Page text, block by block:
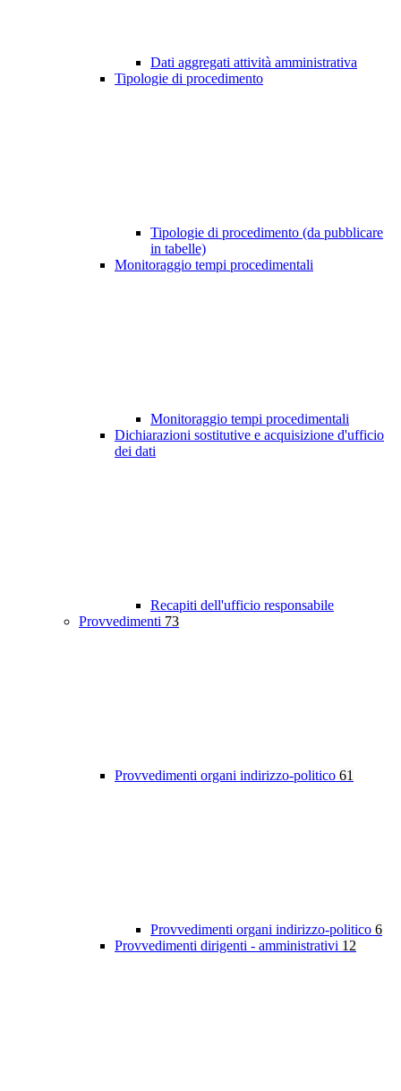
Dati aggregati attività amministrativa
Tipologie di procedimento
Tipologie di procedimento (da pubblicare
in tabelle)
Monitoraggio tempi procedimentali
Monitoraggio tempi procedimentali
Dichiarazioni sostitutive e acquisizione d'ufficio
dei dati
Recapiti dell'ufficio responsabile
Provvedimenti 73
Provvedimenti organi indirizzo-politico 61
Provvedimenti organi indirizzo-politico 6
Provvedimenti dirigenti - amministrativi 12